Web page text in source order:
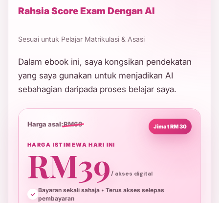
Rahsia Score Exam Dengan AI
Sesuai untuk Pelajar Matrikulasi & Asasi
Dalam ebook ini, saya kongsikan pendekatan
yang saya gunakan untuk menjadikan AI
sebahagian daripada proses belajar saya.
Harga asal:RM69 Jimat RM30
HARGA ISTIMEWA HARI INI
RM39/ akses digital
Bayaran sekali sahaja • Terus akses selepas
pembayaran